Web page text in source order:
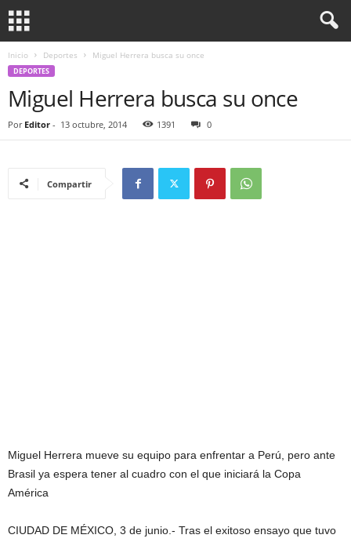
Inicio Deportes Miguel Herrera busca su once
DEPORTES
Miguel Herrera busca su once
Por Editor - 13 octubre, 2014 1391 0
Compartir
Miguel Herrera mueve su equipo para enfrentar a Perú, pero ante
Brasil ya espera tener al cuadro con el que iniciará la Copa
América
CIUDAD DE MÉXICO, 3 de junio.- Tras el exitoso ensayo que tuvo